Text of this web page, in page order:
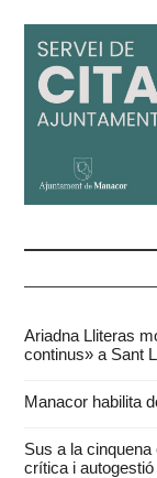
Ariadna Lliteras
continus» a Sant
Manacor habilita
Sus a la
crítica i autogestió